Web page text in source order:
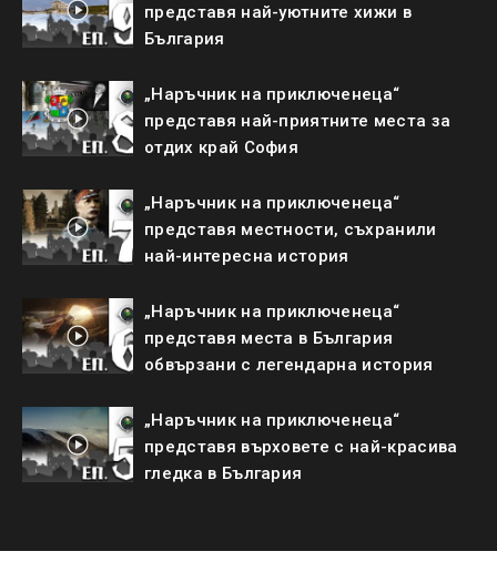
представя най-уютните хижи в
България
„Наръчник на приключенеца“
представя най-приятните места за
отдих край София
„Наръчник на приключенеца“
представя местности, съхранили
най-интересна история
„Наръчник на приключенеца“
представя места в България
обвързани с легендарна история
„Наръчник на приключенеца“
представя върховете с най-красива
гледка в България